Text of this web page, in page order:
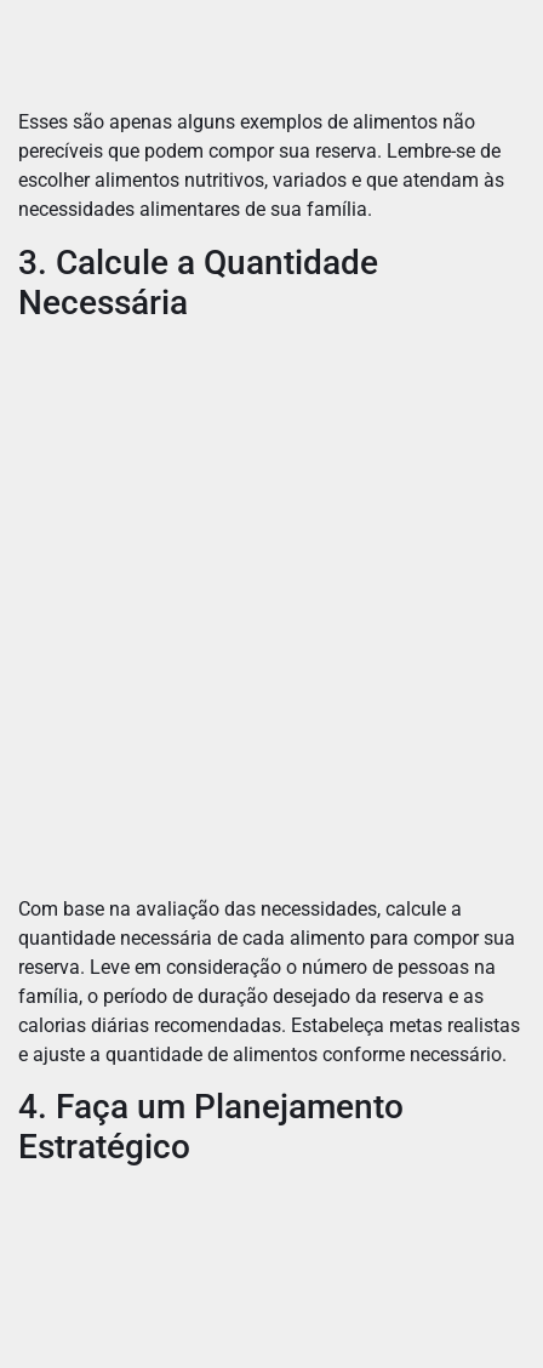
Esses são apenas alguns exemplos de alimentos não
perecíveis que podem compor sua reserva. Lembre-se de
escolher alimentos nutritivos, variados e que atendam às
necessidades alimentares de sua família.
3. Calcule a Quantidade
Necessária
Com base na avaliação das necessidades, calcule a
quantidade necessária de cada alimento para compor sua
reserva. Leve em consideração o número de pessoas na
família, o período de duração desejado da reserva e as
calorias diárias recomendadas. Estabeleça metas realistas
e ajuste a quantidade de alimentos conforme necessário.
4. Faça um Planejamento
Estratégico